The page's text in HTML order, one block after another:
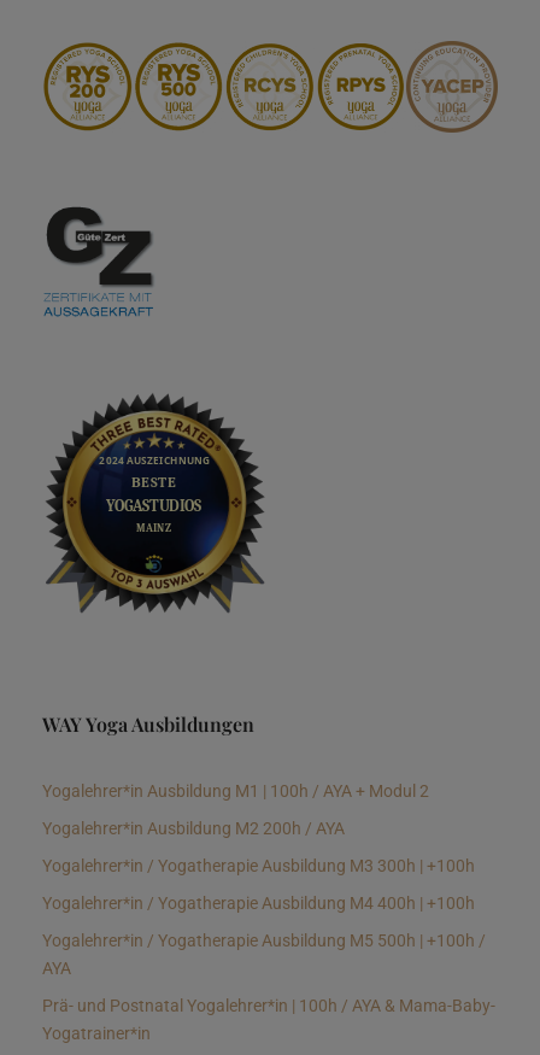
WAY Yoga Ausbildungen
Yogalehrer*in Ausbildung M1 | 100h / AYA + Modul 2
Yogalehrer*in Ausbildung M2 200h / AYA
Yogalehrer*in / Yogatherapie Ausbildung M3 300h | +100h
Yogalehrer*in / Yogatherapie Ausbildung M4 400h | +100h
Yogalehrer*in / Yogatherapie Ausbildung M5 500h | +100h /
AYA
Prä- und Postnatal Yogalehrer*in | 100h / AYA & Mama-Baby-
Yogatrainer*in